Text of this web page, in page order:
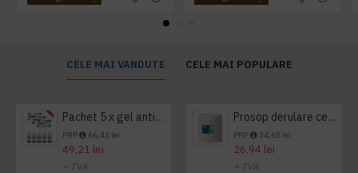
CELE MAI VANDUTE CELE MAI POPULARE
Pachet 5 x gel antibacterian 50ml si 3 x Servetele antibacteriene 48 buc Hygienium
PRP 66,43 lei
49,21 lei
+ TVA
Prosop derulare centrala 1 pliu, 300 m Tork
PRP 34,65 lei
26,94 lei
+ TVA